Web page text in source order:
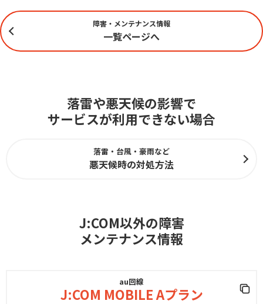
障害・メンテナンス情報
一覧ページへ
落雷や悪天候の影響で
サービスが利用できない場合
落雷・台風・豪雨など
悪天候時の対処方法
J:COM以外の障害
メンテナンス情報
au回線
J:COM MOBILE Aプラン